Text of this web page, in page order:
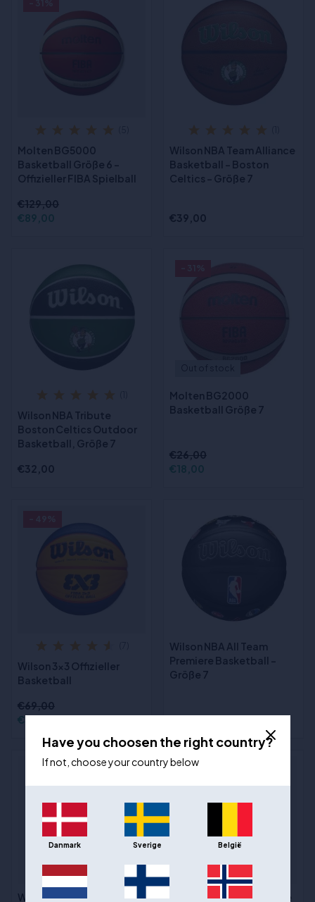
Molten BG5000
Basketball Größe 6 -
Offizieller FIBA Spielball
€129,00
€89,00
Wilson NBA Team Alliance
Basketball - Boston
Celtics - Größe 7
€39,00
Wilson NBA Tribute
Boston Celtics Outdoor
Basketball, Größe 7
€32,00
Molten BG2000
Basketball Größe 7
€26,00
€18,00
Wilson 3x3 Offizieller
Basketball
€69,00
€35,00
Wilson NBA All Team
Premiere Basketball -
Größe 7
€77,00
Wilson NBA Team Alliance
Wilson NBA Team Tribute
Have you choosen the right country?
If not, choose your country below
Danmark Sverige België